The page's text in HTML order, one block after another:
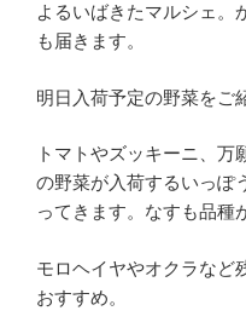
よるいばきたマルシェ。
も届きます。
明日入荷予定の野菜をご
トマトやズッキーニ、万
の野菜が入荷するいっぽ
ってきます。なすも品種
モロヘイヤやオクラなど
おすすめ。